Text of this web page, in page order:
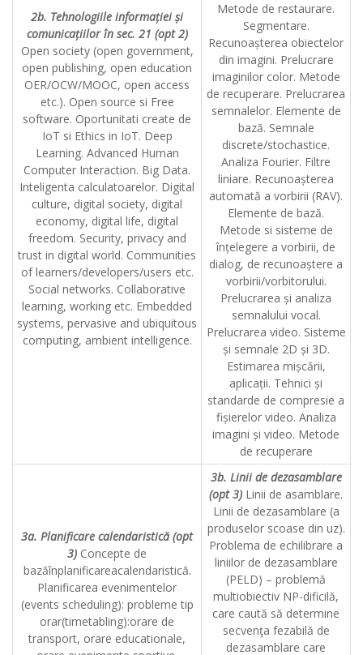
2b. Tehnologiile informației și
comunicațiilor în sec. 21 (opt 2)
Open society (open government,
open publishing, open education
OER/OCW/MOOC, open access
etc.). Open source si Free
software. Oportunitati create de
IoT si Ethics in IoT. Deep
Learning. Advanced Human
Computer Interaction. Big Data.
Inteligenta calculatoarelor. Digital
culture, digital society, digital
economy, digital life, digital
freedom. Security, privacy and
trust in digital world. Communities
of learners/developers/users etc.
Social networks. Collaborative
learning, working etc. Embedded
systems, pervasive and ubiquitous
computing, ambient intelligence.
Metode de restaurare.
Segmentare.
Recunoașterea obiectelor
din imagini. Prelucrare
imaginilor color. Metode
de recuperare. Prelucrarea
semnalelor. Elemente de
bază. Semnale
discrete/stochastice.
Analiza Fourier. Filtre
liniare. Recunoașterea
automată a vorbirii (RAV).
Elemente de bază.
Metode si sisteme de
înțelegere a vorbirii, de
dialog, de recunoaștere a
vorbirii/vorbitorului.
Prelucrarea și analiza
semnalului vocal.
Prelucrarea video. Sisteme
și semnale 2D și 3D.
Estimarea mișcării,
aplicații. Tehnici și
standarde de compresie a
fișierelor video. Analiza
imagini și video. Metode
de recuperare
3a. Planificare calendaristică (opt
3) Concepte de
bazăînplanificareacalendaristică.
Planificarea evenimentelor
(events scheduling): probleme tip
orar(timetabling):orare de
transport, orare educationale,
3b. Linii de dezasamblare
(opt 3) Linii de asamblare.
Linii de dezasamblare (a
produselor scoase din uz).
Problema de echilibrare a
liniilor de dezasamblare
(PELD) – problemă
multiobiectiv NP-dificilă,
care caută să determine
secvenţa fezabilă de
dezasamblare care